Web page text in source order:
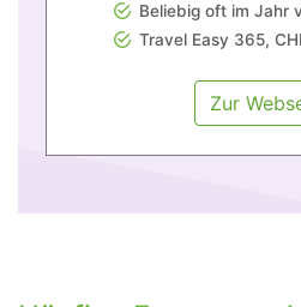
Beliebig oft im Jahr
Travel Easy 365,
Zur